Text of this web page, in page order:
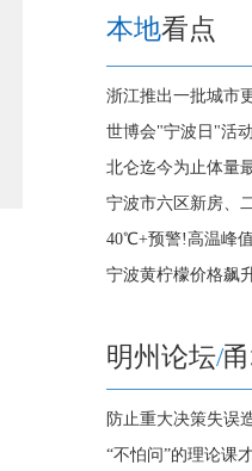
本地看点
浙江推出一批城市
世博会"宁波日"活
北仑迄今为止体量
宁波市六区新房、
40℃+预警!高温峰
宁波黄柠檬价格飙
明州论坛/
防止重大决策失误
“不怕问”的理论课